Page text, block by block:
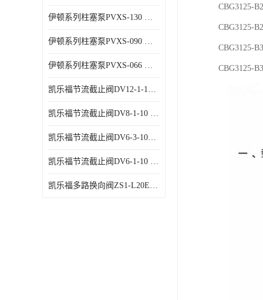
伊顿系列柱塞泵PVXS-130 钢铁厂液压系统增压油泵
伊顿系列柱塞泵PVXS-090 钢铁厂液压系统增压油泵
伊顿系列柱塞泵PVXS-066 钢铁厂液压系统增压油泵
凯乐福节流截止阀DV12-1-10 液压站节流阀
凯乐福节流截止阀DV8-1-10 液压站节流阀
凯乐福节流截止阀DV6-3-10液压站节流阀
凯乐福节流截止阀DV6-1-10 液压站节流阀
凯乐福多路换向阀ZS1-L20E-OT多路阀厂家
CBG3125-
CBG3125-
CBG3125-
CBG3125-